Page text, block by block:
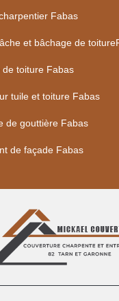
Fabas
et bâchage de
de toiture Fabas
tuile et toiture Fabas
de gouttière Fabas
de façade Fabas